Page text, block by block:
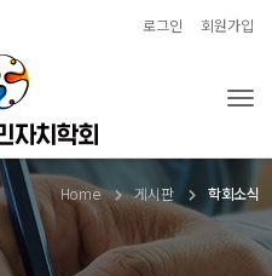
로그인 회원가입
Home 게시판 학회소식